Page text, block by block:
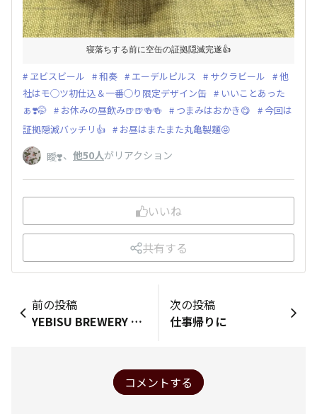
寝落ちする前に空缶の証拠隠滅完遂👍
ヱビスビール 和奏 エーデルピルス サクラビール
他
社はモ◯ツ初仕込＆一番◯り限定デザイン缶
いいことあった
ぁ❣️🤭
お休みの昼飲み🍺🍺🍻🍻 つまみはおかき😋
今回は
証拠隠滅バッチリ👍
お昼はまたまた丸亀製麺😝
瞹❣️、 他50人がリアクション
いいね
共有する
前の投稿
YEBISU BREWERY TOKYO✨🍻🎶
次の投稿
仕事帰りに
コメントする